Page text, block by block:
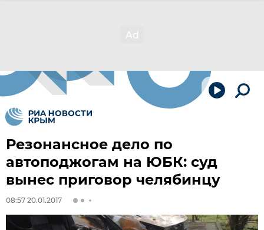
Резонансное дело по
автоподжогам на ЮБК: суд
вынес приговор челябинцу
08:57 20.01.2017